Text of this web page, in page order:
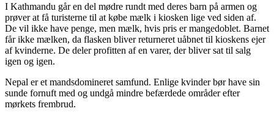
I Kathmandu går en del mødre rundt med deres barn på armen og
prøver at få turisterne til at købe mælk i kiosken lige ved siden af.
De vil ikke have penge, men mælk, hvis pris er mangedoblet. Barnet
får ikke mælken, da flasken bliver returneret uåbnet til kioskens ejer
af kvinderne. De deler profitten af en varer, der bliver sat til salg
igen og igen.
Nepal er et mandsdomineret samfund. Enlige kvinder bør have sin
sunde fornuft med og undgå mindre befærdede områder efter
mørkets frembrud.